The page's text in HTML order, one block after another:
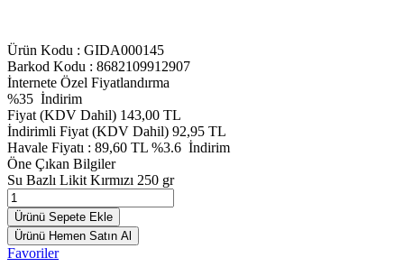
Ürün Kodu : GIDA000145
Barkod Kodu : 8682109912907
İnternete Özel Fiyatlandırma
%35 İndirim
Fiyat (KDV Dahil) 143,00 TL
İndirimli Fiyat (KDV Dahil) 92,95 TL
Havale Fiyatı : 89,60 TL %3.6 İndirim
Öne Çıkan Bilgiler
Su Bazlı Likit Kırmızı 250 gr
Ürünü Sepete Ekle
Ürünü Hemen Satın Al
Favoriler